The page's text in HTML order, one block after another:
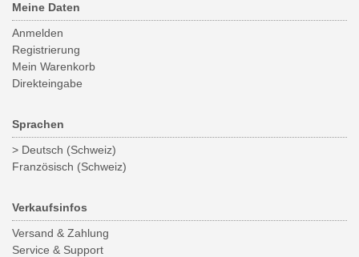
Meine Daten
Anmelden
Registrierung
Mein Warenkorb
Direkteingabe
Sprachen
> Deutsch (Schweiz)
Französisch (Schweiz)
Verkaufsinfos
Versand & Zahlung
Service & Support